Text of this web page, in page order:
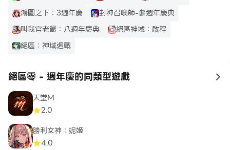
鴻圖之下：3週年慶
封神召喚師-參週年慶典
叫我官老爺：八週年慶典
絕區神域：啟程
絕區：神域迴戰
絕區零 - 週年慶的同類型遊戲 to
天堂M
2.0
勝利女神：妮姬
4.0